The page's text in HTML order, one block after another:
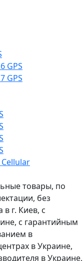
GPS
GPS
товары, по
без
в г. Киев, с
с гарантийным
в
в Украине,
в Украине,